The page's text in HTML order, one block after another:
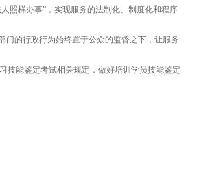
照样办事”，实现服务的法制化、制度化和程序
的行政行为始终置于公众的监督之下，让服务
技能鉴定考试相关规定，做好培训学员技能鉴定